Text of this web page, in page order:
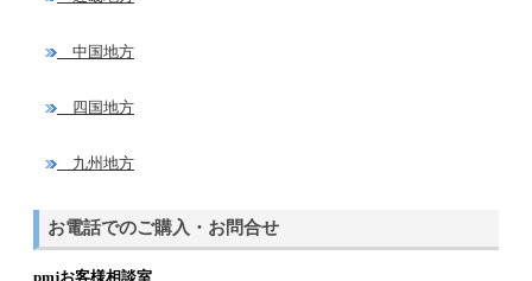
中国地方
四国地方
九州地方
お電話でのご購入・お問合せ
pmjお客様相談室